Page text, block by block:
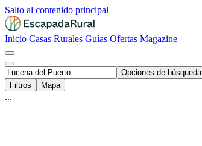
Salto al contenido principal
Inicio Casas Rurales Guías Ofertas Magazine
Opciones de búsqueda
Filtros
Mapa
...